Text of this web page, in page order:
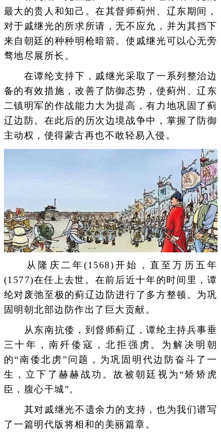
最大的贵人和知己。在其督师蓟州、辽东期间，
对于戚继光的所求所请，无不应允，并为其挡下
来自朝廷的种种明枪暗箭。使戚继光可以心无旁
骛地尽展所长。
在谭纶支持下，戚继光采取了一系列整治边
备的有效措施，改善了防御态势，使蓟州、辽东
二镇明军的作战能力大为提高，有力地巩固了蓟
辽边防。在此后的历次边境战争中，掌握了防御
主动权，使得蒙古再也不敢轻易入侵。
从隆庆二年(1568)开始，直至万历五年
(1577)在任上去世。在前后近十年的时间里，谭
纶对废弛至极的蓟辽边防进行了多方整顿。为巩
固明朝北部边防作出了巨大贡献。
从东南抗倭，到督师蓟辽，谭纶主持兵事垂
三十年，南歼倭寇，北拒强虏。为解决明朝
的“南倭北虏”问题，为巩固明代边防奋斗了一
生，立下了赫赫战功。故被朝廷视为“矫矫虎
臣，腹心干城”。
其对戚继光不遗余力的支持，也为我们谱写
了一篇明代版将相和的美丽篇章。